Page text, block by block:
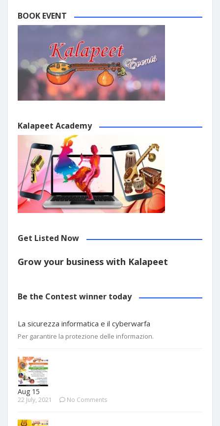
BOOK EVENT
Kalapeet Academy
Get Listed Now
Grow your business with Kalapeet
Be the Contest winner today
La sicurezza informatica e il cyberwarfa
Per garantire la protezione delle informazion.
Aug 15
22 July, 2021 No Comments